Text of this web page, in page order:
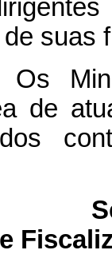
suas
Os
de